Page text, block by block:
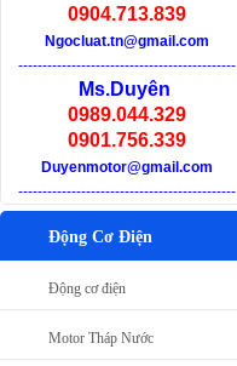
0904.713.839
Ngocluat.tn@gmail.com
---------------------------------------------
Ms.Duyên
0989.044.329
0901.756.339
Duyenmotor@gmail.com
---------------------------------------------
Động Cơ Điện
Động cơ điện
Motor Tháp Nước